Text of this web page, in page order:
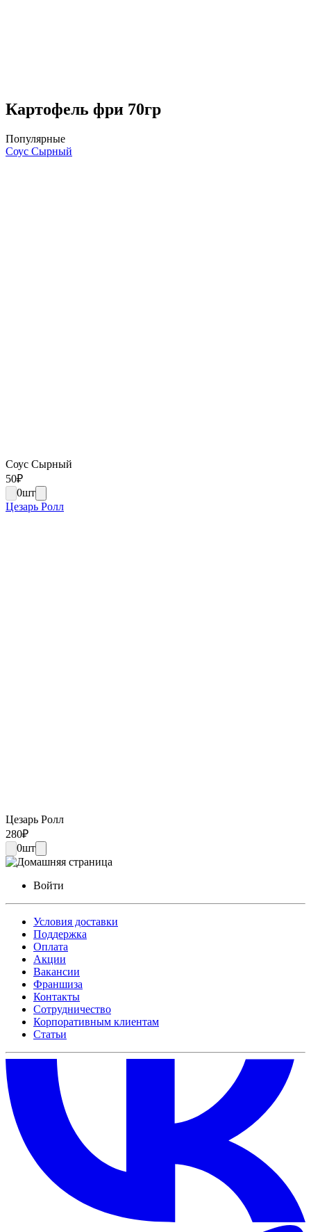
Картофель фри 70гр
Популярные
Соус Сырный
Соус Сырный
50₽
0шт
Цезарь Ролл
Цезарь Ролл
280₽
0шт
Войти
Условия доставки
Поддержка
Оплата
Акции
Вакансии
Франшиза
Контакты
Сотрудничество
Корпоративным клиентам
Статьи